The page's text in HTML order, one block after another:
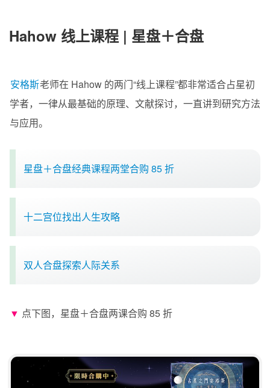
Hahow 线上课程 | 星盘＋合盘
安格斯老师在 Hahow 的两门“线上课程”都非常适合占星初
学者，一律从最基础的原理、文献探讨，一直讲到研究方法
与应用。
星盘＋合盘经典课程两堂合购 85 折
十二宫位找出人生攻略
双人合盘探索人际关系
▼ 点下图，星盘＋合盘两课合购 85 折